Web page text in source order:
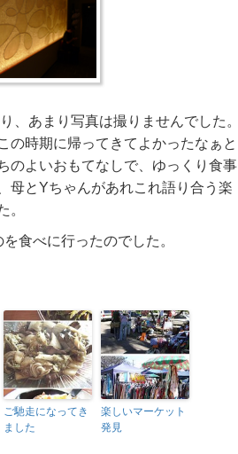
、あまり写真は撮りませんでした。
の時期に帰ってきてよかったなぁと
のよいおもてなしで、ゆっくり食事
母とYちゃんがあれこれ語り合う楽
。
食べに行ったのでした。
ご馳走になってき
ました
楽しいマーケット
発見